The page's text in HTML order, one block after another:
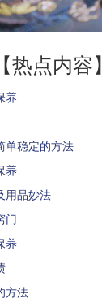
【热点内容】
养
单稳定的方法
养
用品妙法
门
养
方法